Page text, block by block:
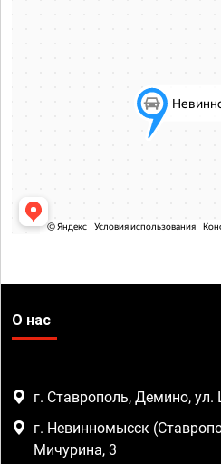
О нас
г. Ставрополь, Демино,
г. Невинномысск
Мичурина, 3